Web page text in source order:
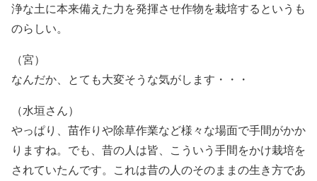
浄な土に本来備えた力を発揮させ作物を栽培するというも
のらしい。
（宮）
なんだか、とても大変そうな気がします・・・
（水垣さん）
やっぱり、苗作りや除草作業など様々な場面で手間がかか
りますね。でも、昔の人は皆、こういう手間をかけ栽培を
されていたんです。これは昔の人のそのままの生き方であ